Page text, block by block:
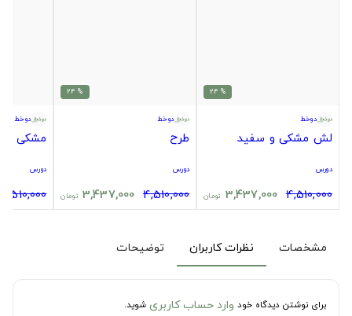
% 24
دوخط
لش مشکی و سفید
دورس
4,510,000
3,437,000 تومان
% 24
دوخط
طرح
دورس
4,510,000
3,437,000 تومان
دوخط
مشکی
دورس
4,510,000
مشخصات نظرات کاربران توضیحات
برای نوشتن دیدگاه خود وارد حساب کاربری شوید.